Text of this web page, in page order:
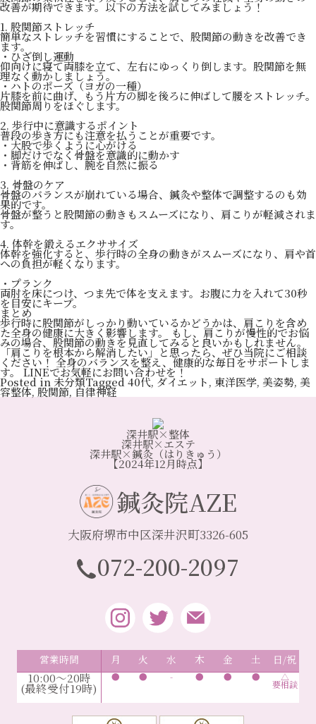
改善が期待できます。以下の方法を試してみましょう！
1. 股関節ストレッチ
簡単なストレッチを習慣にすることで、股関節の動きを改善でき
ます。
・ひざ倒し運動
仰向けに寝て両膝を立て、左右にゆっくり倒します。股関節を無
理なく動かしましょう。
・ハトのポーズ（ヨガの一種）
片膝を前に曲げ、もう片方の脚を後ろに伸ばして腰をストレッチ。
股関節周りをほぐします。
2. 歩行中に意識するポイント
普段の歩き方にも注意を払うことが重要です。
・大股で歩くように心がける
・脚だけでなく骨盤を意識的に動かす
・背筋を伸ばし、腕を自然に振る
3. 骨盤のケア
骨盤のバランスが崩れている場合、鍼灸や整体で調整するのも効
果的です。
骨盤が整うと股関節の動きもスムーズになり、肩こりが軽減されま
す。
4. 体幹を鍛えるエクササイズ
体幹を強化すると、歩行時の全身の動きがスムーズになり、肩や首
への負担が軽くなります。
・プランク
両肘を床につけ、つま先で体を支えます。お腹に力を入れて30秒
を目安にキープ。
まとめ
歩行時に股関節がしっかり動いているかどうかは、肩こりを含め
た全身の健康に大きく影響します。 もし、肩こりが慢性的でお悩
みの場合、股関節の動きを見直してみると良いかもしれません。
「肩こりを根本から解消したい」と思ったら、ぜひ当院にご相談
ください！ 全身のバランスを整え、健康的な毎日をサポートしま
す。 LINEでお気軽にお問い合わせを！
Posted in 未分類Tagged40代, ダイエット, 東洋医学, 美姿勢, 美
容整体, 股関節,自律神経
深井駅×整体
深井駅×エステ
深井駅×鍼灸（はりきゅう）
【2024年12月時点】
鍼灸院AZE
大阪府堺市中区深井沢町3326-605
072-200-2097
営業時間 月 火 水 木 金 土 日/祝
10:00～20時
(最終受付19時)
● ● - ● ● ● △
要相談